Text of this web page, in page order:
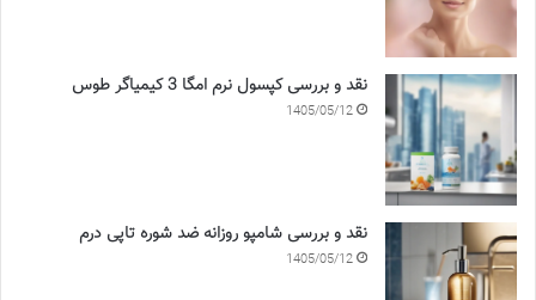
نقد و بررسی کپسول نرم امگا 3 کیمیاگر طوس
1405/05/12
نقد و بررسی شامپو روزانه ضد شوره تاپی درم
1405/05/12